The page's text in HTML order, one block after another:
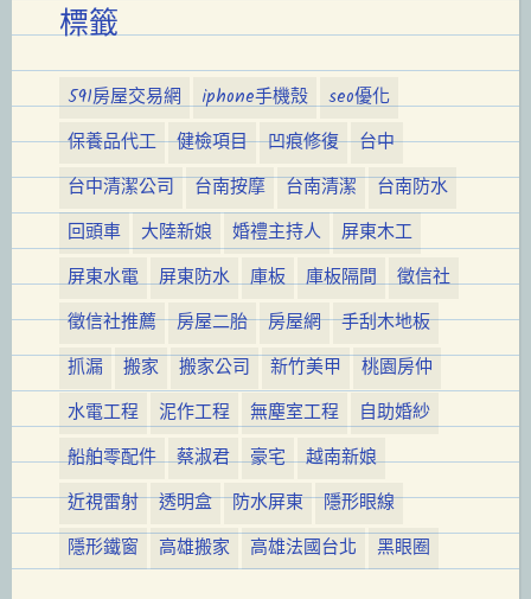
標籤
591房屋交易網 iphone手機殼
seo優化
保養品代工
健檢項目 凹痕修復
台中
台中清潔公司
台南按摩 台南清潔
台南防水
回頭車
大陸新娘 婚禮主持人
屏東木工
屏東水電
屏東防水 庫板 庫板隔間
徵信社
徵信社推薦
房屋二胎 房屋網
手刮木地板
抓漏
搬家 搬家公司 新竹美甲
桃園房仲
水電工程
泥作工程 無塵室工程
自助婚紗
船舶零配件
蔡淑君 豪宅
越南新娘
近視雷射
透明盒 防水屏東
隱形眼線
隱形鐵窗
高雄搬家 高雄法國台北 黑眼圈